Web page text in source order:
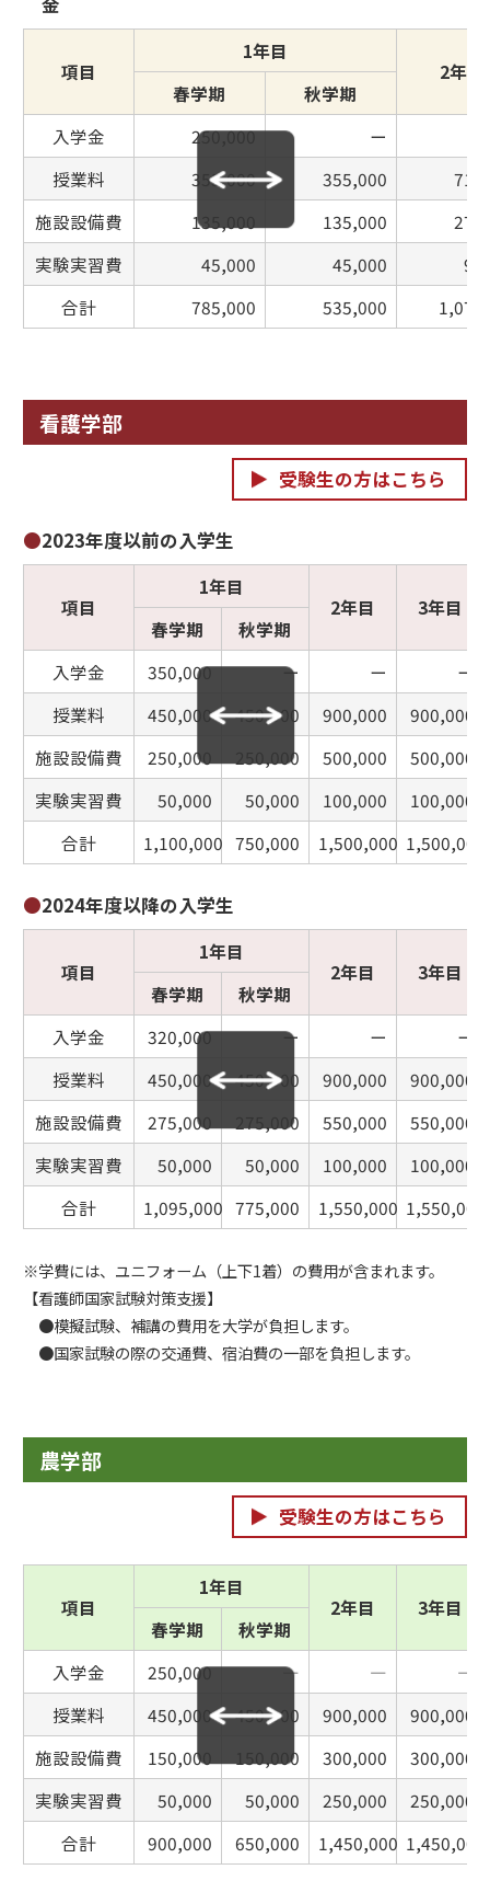
項目
1年目
2年目
春学期
秋学期
入学金
250,000
ー
授業料
355,000 355,000
施設設備費
135,000 135,000
実験実習費
45,000 45,000
合計
785,000 535,000
看護学部
受験生の方はこちら
●2023年度以前の入学生
項目
1年目
2年目
3年目
春学期
秋学期
入学金
350,000 ー ー
ー
授業料
450,000 450,000 900,000
900,000
施設設備費
250,000 250,000 500,000
500,000
実験実習費
50,000 50,000 100,000
100,000
合計
1,100,000 750,000 1,500,000 1,500,000
●2024年度以降の入学生
項目
1年目
2年目
3年目
春学期
秋学期
入学金
320,000 ー ー
ー
授業料
450,000 450,000 900,000
900,000
施設設備費
275,000 275,000 550,000
550,000
実験実習費
50,000 50,000 100,000
100,000
合計
1,095,000 775,000 1,550,000 1,550,000
※学費には、ユニフォーム（上下1着）の費用が含まれます。
【看護師国家試験対策支援】
●模擬試験、補講の費用を大学が負担します。
●国家試験の際の交通費、宿泊費の一部を負担します。
農学部
受験生の方はこちら
項目
1年目
2年目
3年目
春学期
秋学期
入学金
250,000 ― ―
―
授業料
450,000 450,000 900,000
900,000
施設設備費
150,000 150,000 300,000
300,000
実験実習費
50,000 50,000 250,000
250,000
合計
900,000 650,000 1,450,000 1,450,000